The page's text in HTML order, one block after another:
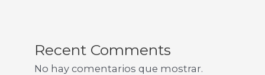
Recent Comments
No hay comentarios que mostrar.